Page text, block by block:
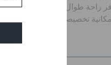
راحة طوال اليوم. كما تتيح